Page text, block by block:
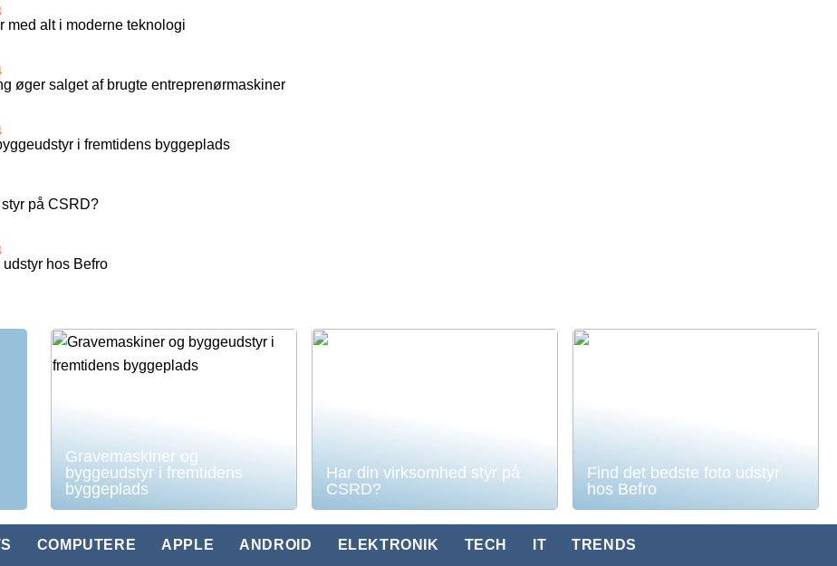
med alt i moderne teknologi
øger salget af brugte entreprenørmaskiner
i fremtidens byggeplads
på CSRD?
hos Befro
Gravemaskiner og
byggeudstyr i fremtidens
byggeplads
Har din virksomhed styr på
CSRD?
Find det bedste foto udstyr
hos Befro
COMPUTERE APPLE ANDROID ELEKTRONIK TECH IT TRENDS